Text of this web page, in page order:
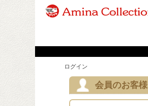
ログイン
会員のお客様